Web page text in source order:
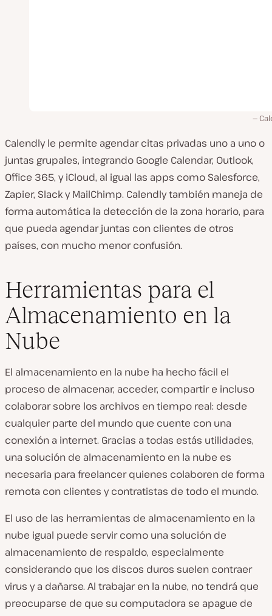
Calendly le permite agendar citas privadas uno a uno o
juntas grupales, integrando Google Calendar, Outlook,
Office 365, y iCloud, al igual las apps como Salesforce,
Zapier, Slack y MailChimp. Calendly también maneja de
forma automática la detección de la zona horario, para
que pueda agendar juntas con clientes de otros
países, con mucho menor confusión.
Herramientas para el
Almacenamiento en la
Nube
El almacenamiento en la nube ha hecho fácil el
proceso de almacenar, acceder, compartir e incluso
colaborar sobre los archivos en tiempo real: desde
cualquier parte del mundo que cuente con una
conexión a internet. Gracias a todas estás utilidades,
una solución de almacenamiento en la nube es
necesaria para freelancer quienes colaboren de forma
remota con clientes y contratistas de todo el mundo.
El uso de las herramientas de almacenamiento en la
nube igual puede servir como una solución de
almacenamiento de respaldo, especialmente
considerando que los discos duros suelen contraer
virus y a dañarse. Al trabajar en la nube, no tendrá que
preocuparse de que su computadora se apague de